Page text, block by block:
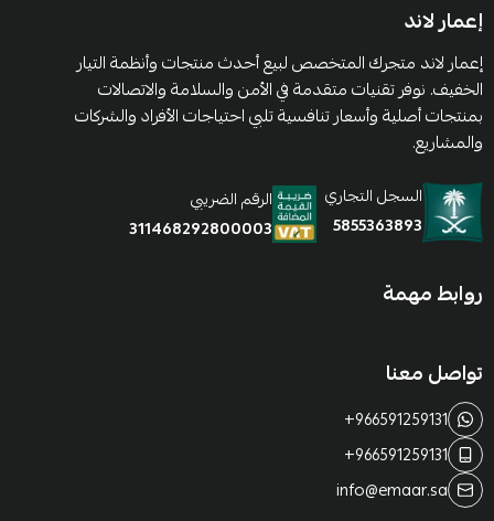
إعمار لاند
إعمار لاند متجرك المتخصص لبيع أحدث منتجات وأنظمة التيار
الخفيف. نوفر تقنيات متقدمة في الأمن والسلامة والاتصالات
بمنتجات أصلية وأسعار تنافسية تلبي احتياجات الأفراد والشركات
والمشاريع.
السجل التجاري
5855363893
الرقم الضريبي
311468292800003
روابط مهمة
تواصل معنا
+966591259131
+966591259131
info@emaar.sa